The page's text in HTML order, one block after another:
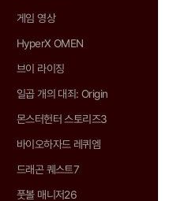
게임 영상
HyperX OMEN
브이 라이징
일곱 개의 대죄: Origin
몬스터헌터 스토리즈3
바이오하자드 레퀴엠
드래곤 퀘스트7
풋볼 매니저26